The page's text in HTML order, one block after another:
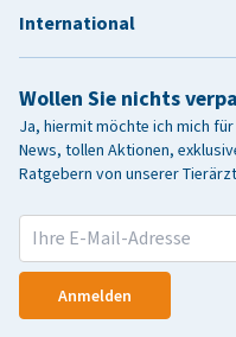
Wollen Sie nichts
Ja, hiermit möchte ich mich
News, tollen Aktionen,
Ratgebern von unserer
Anmelden
International